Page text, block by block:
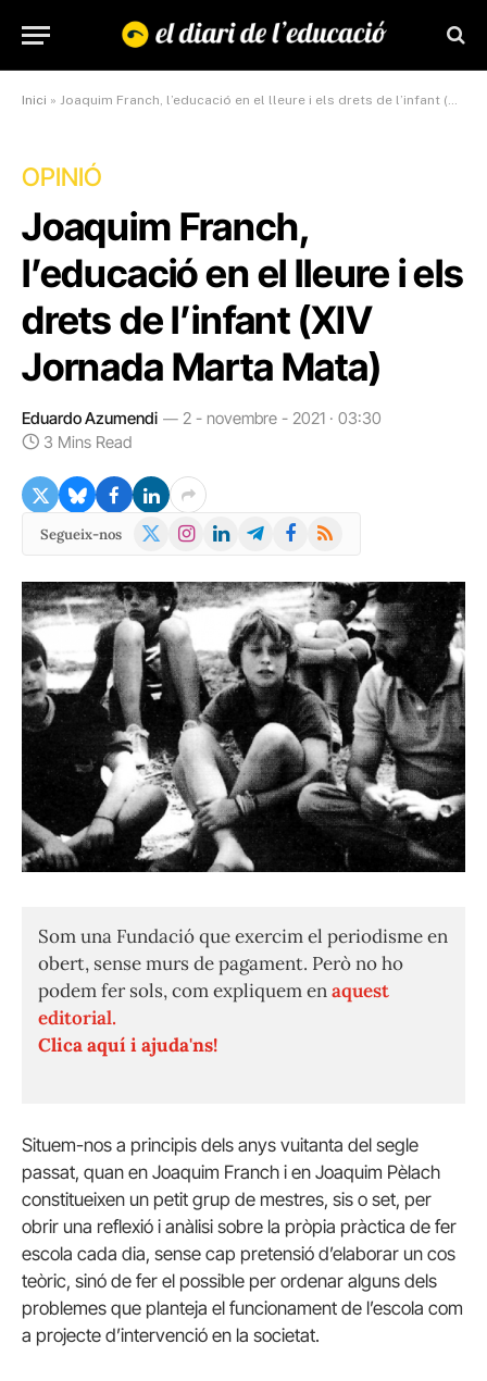
Inici » Joaquim Franch, l’educació en el lleure i els drets de l’infant (XIV Jornada Marta Mata)
OPINIÓ
Joaquim Franch,
l’educació en el lleure i els
drets de l’infant (XIV
Jornada Marta Mata)
Eduardo Azumendi
2 - novembre - 2021 · 03:30
3 Mins Read
Segueix-nos
X
Instagram
LinkedInTelegramFacebook
RSS
Som una Fundació que exercim el periodisme en
obert, sense murs de pagament. Però no ho
podem fer sols, com expliquem enaquest
editorial.
Clica aquí i ajuda'ns!
Situem-nos a principis dels anys vuitanta del segle
passat, quan en Joaquim Franch i en Joaquim Pèlach
constitueixen un petit grup de mestres, sis o set, per
obrir una reflexió i anàlisi sobre la pròpia pràctica de fer
escola cada dia, sense cap pretensió d’elaborar un cos
teòric, sinó de fer el possible per ordenar alguns dels
problemes que planteja el funcionament de l’escola com
a projecte d’intervenció en la societat.